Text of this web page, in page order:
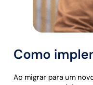
Como
Ao migrar para um